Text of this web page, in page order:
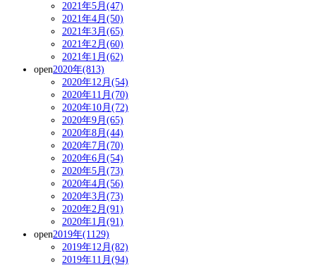
2021年5月(47)
2021年4月(50)
2021年3月(65)
2021年2月(60)
2021年1月(62)
open2020年(813)
2020年12月(54)
2020年11月(70)
2020年10月(72)
2020年9月(65)
2020年8月(44)
2020年7月(70)
2020年6月(54)
2020年5月(73)
2020年4月(56)
2020年3月(73)
2020年2月(91)
2020年1月(91)
open2019年(1129)
2019年12月(82)
2019年11月(94)